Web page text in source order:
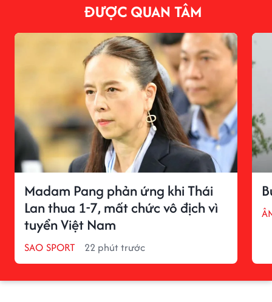
ĐƯỢC QUAN TÂM
Madam Pang phản ứng khi Thái
Lan thua 1-7, mất chức vô địch vì
tuyển Việt Nam
SAO SPORT 22 phút trước